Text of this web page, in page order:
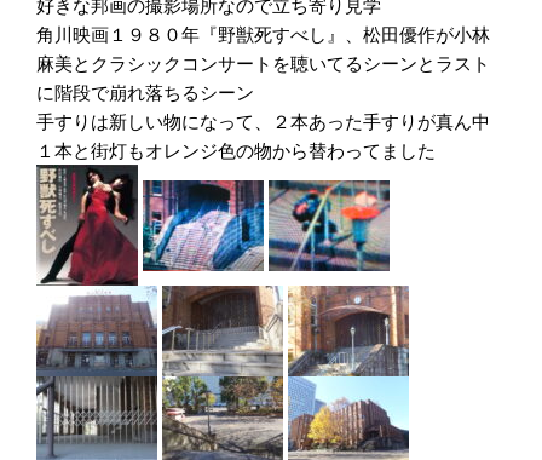
好きな邦画の撮影場所なので立ち寄り見学
角川映画１９８０年『野獣死すべし』、松田優作が小林
麻美とクラシックコンサートを聴いてるシーンとラスト
に階段で崩れ落ちるシーン
手すりは新しい物になって、２本あった手すりが真ん中
１本と街灯もオレンジ色の物から替わってました